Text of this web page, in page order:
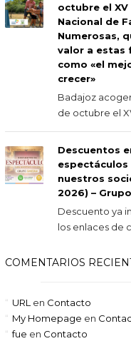
octubre el XV
Nacional de
Numerosas,
valor a estas
como «el
crecer»
Badajoz
de octubre el XV
Descuentos
espectáculos
nuestros
2026) –
Descuento ya
los enlaces de
COMENTARIOS
URL en Contacto
My Homepage en
fue en Contacto